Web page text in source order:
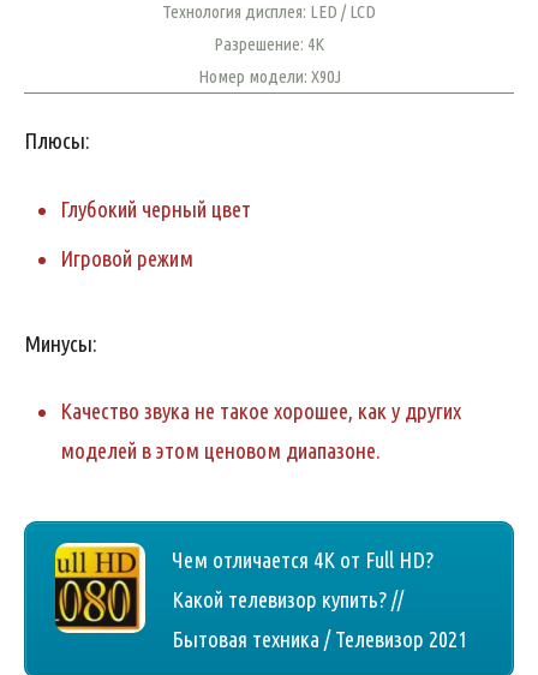
Технология дисплея: LED / LCD
Разрешение: 4K
Номер модели: X90J
Плюсы:
Глубокий черный цвет
Игровой режим
Минусы:
Качество звука не такое хорошее, как у других
моделей в этом ценовом диапазоне.
Чем отличается 4K от Full HD?
Какой телевизор купить? //
Бытовая техника / Телевизор 2021